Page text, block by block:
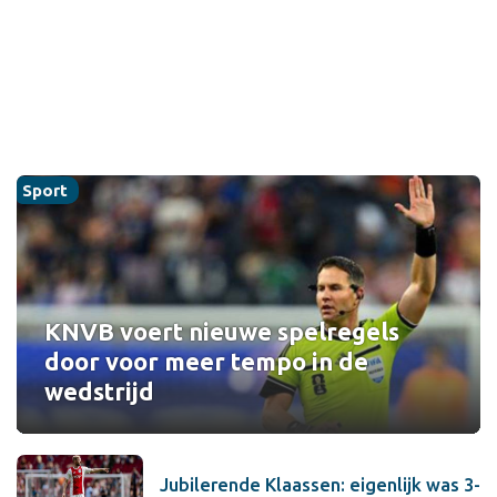
KNVB voert nieuwe spelregels
door voor meer tempo in de
wedstrijd
Sport
Jubilerende Klaassen: eigenlijk was 3-